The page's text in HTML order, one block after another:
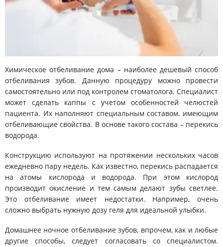
Химическое отбеливание дома – наиболее дешевый способ
отбеливания зубов. Данную процедуру можно провести
самостоятельно или под контролем стоматолога. Специалист
может сделать каппы с учетом особенностей челюстей
пациента. Их наполняют специальным составом, имеющим
отбеливающие свойства. В основе такого состава – перекись
водорода.
Конструкцию используют на протяжении нескольких часов
ежедневно пару недель. Как известно, перекись распадается
на атомы кислорода и водорода. При этом кислород
производит окисление и тем самым делают зубы светлее.
Это отбеливание имеет недостатки. Например, очень
сложно выбрать нужную дозу геля для идеальной улыбки.
Домашнее ночное отбеливание зубов, впрочем, как и любые
другие способы, следует согласовать со специалистом.